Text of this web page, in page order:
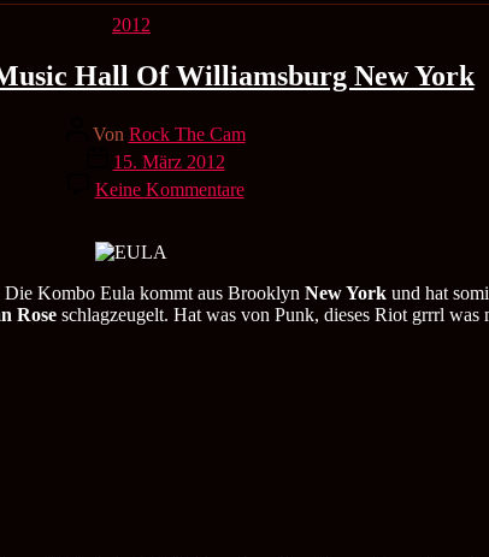
Kategorien
2012
Hall Of Williamsburg New York
Beitragsautor
Von Rock The Cam
Veröffentlichungsdatum
15. März 2012
Keine Kommentarezu
Eula
Of
Williamsburg
Die Kombo Eula kommt aus Brooklyn New York und hat
Rose schlagzeugelt. Hat was von Punk, dieses Riot grrrl